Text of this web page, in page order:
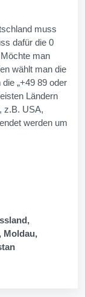
muss
dafür die 0
man
wählt man die
„+49 89 oder
Ländern
z.B. USA,
werden um
Moldau,